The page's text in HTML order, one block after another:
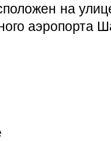
на
аэропорта